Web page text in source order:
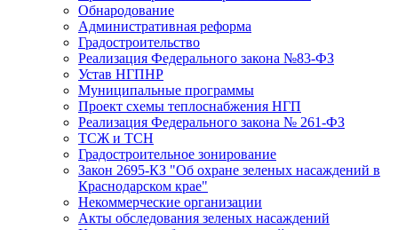
Обнародование
Административная реформа
Градостроительство
Реализация Федерального закона №83-ФЗ
Устав НГПНР
Муниципальные программы
Проект схемы теплоснабжения НГП
Реализация Федерального закона № 261-ФЗ
ТСЖ и ТСН
Градостроительное зонирование
Закон 2695-КЗ "Об охране зеленых насаждений в
Краснодарском крае"
Некоммерческие организации
Акты обследования зеленых насаждений